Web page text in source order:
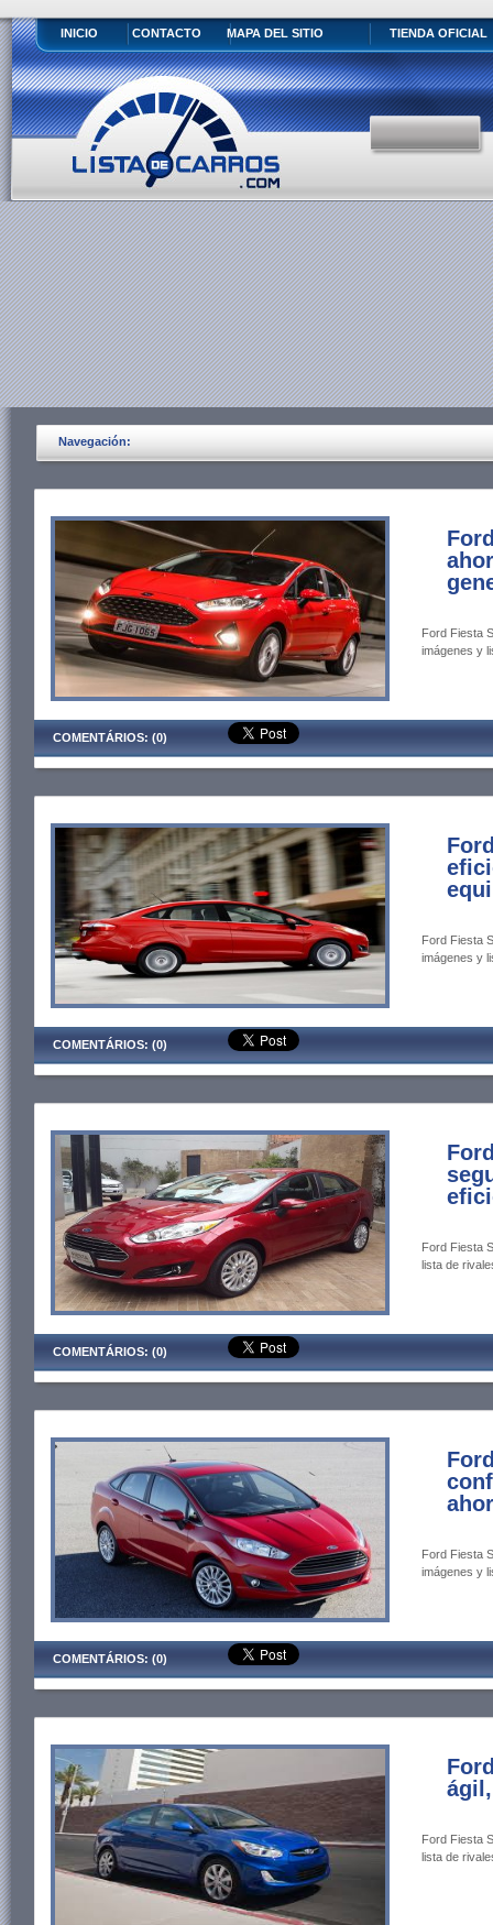
INICIO CONTACTO MAPA DEL SITIO TIENDA OFICIAL
Navegación:
Ford Fiesta
imágenes y
COMENTÁRIOS: (0)
Ford Fiesta
imágenes y
COMENTÁRIOS: (0)
Ford Fiesta
lista de
COMENTÁRIOS: (0)
Ford Fiesta
imágenes y
COMENTÁRIOS: (0)
Ford Fiesta
lista de